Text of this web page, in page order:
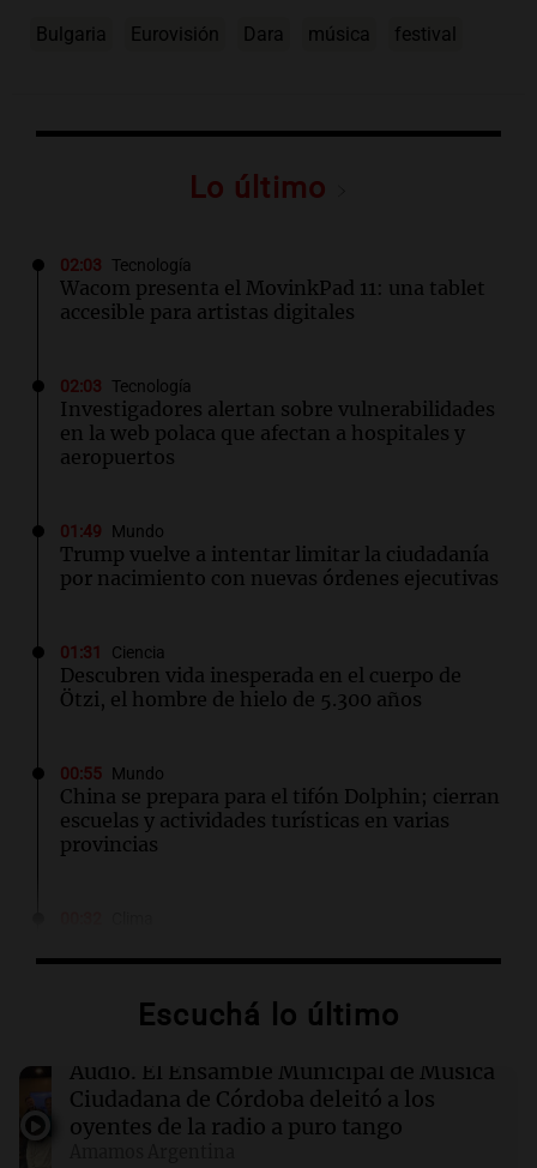
Bulgaria Eurovisión Dara música festival
Lo último
02:03 Tecnología
Wacom presenta el MovinkPad 11: una tablet
accesible para artistas digitales
02:03 Tecnología
Investigadores alertan sobre vulnerabilidades
en la web polaca que afectan a hospitales y
aeropuertos
01:49 Mundo
Trump vuelve a intentar limitar la ciudadanía
por nacimiento con nuevas órdenes ejecutivas
01:31 Ciencia
Descubren vida inesperada en el cuerpo de
Ötzi, el hombre de hielo de 5.300 años
00:55 Mundo
China se prepara para el tifón Dolphin; cierran
escuelas y actividades turísticas en varias
provincias
sábado 8 de agosto
Clima en Tucumán: cómo estará el tiempo
este sábado 8 de agosto
Escuchá lo último
Audio. El Ensamble Municipal de Música
Ciudadana de Córdoba deleitó a los
oyentes de la radio a puro tango